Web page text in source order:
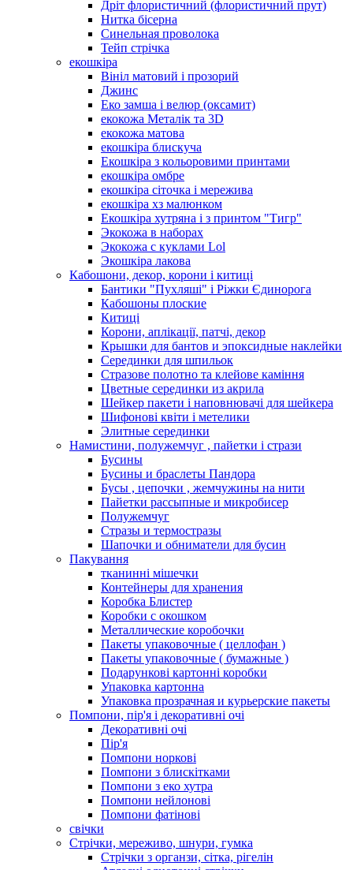
Дріт флористичний (флористичний прут)
Нитка бісерна
Синельная проволока
Тейп стрічка
екошкіра
Вініл матовий і прозорий
Джинс
Еко замша і велюр (оксамит)
екокожа Металік та 3D
екокожа матова
екошкіра блискуча
Екошкіра з кольоровими принтами
екошкіра омбре
екошкіра сіточка і мережива
екошкіра хз малюнком
Екошкіра хутряна і з принтом "Тигр"
Экокожа в наборах
Экокожа с куклами Lol
Экошкiра лакова
Кабошони, декор, корони і китиці
Бантики "Пухляші" і Ріжки Єдинорога
Кабошоны плоские
Китиці
Корони, аплікації, патчі, декор
Крышки для бантов и эпоксидные наклейки
Серединки для шпильок
Стразове полотно та клейове каміння
Цветные серединки из акрила
Шейкер пакети і наповнювачі для шейкера
Шифонові квіти і метелики
Элитные серединки
Намистини, полужемчуг , пайетки і стрази
Бусины
Бусины и браслеты Пандора
Бусы , цепочки , жемчужины на нити
Пайетки рассыпные и микробисер
Полужемчуг
Стразы и термостразы
Шапочки и обниматели для бусин
Пакування
тканинні мішечки
Контейнеры для хранения
Коробка Блистер
Коробки с окошком
Металлические коробочки
Пакеты упаковочные ( целлофан )
Пакеты упаковочные ( бумажные )
Подарункові картонні коробки
Упаковка картонна
Упаковка прозрачная и курьерские пакеты
Помпони, пір'я і декоративні очі
Декоративні очі
Пір'я
Помпони норкові
Помпони з блискітками
Помпони з еко хутра
Помпони нейлонові
Помпони фатінові
свічки
Стрічки, мереживо, шнури, гумка
Стрічки з органзи, сітка, рігелін